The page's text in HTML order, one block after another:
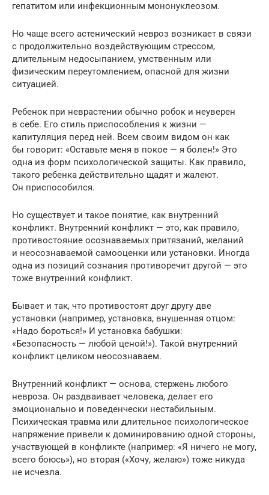
гепатитом или инфекционным мононуклеозом.
Но чаще всего астенический невроз возникает в связи
с продолжительно воздействующим стрессом,
длительным недосыпанием, умственным или
физическим переутомлением, опасной для жизни
ситуацией.
Ребенок при неврастении обычно робок и неуверен
в себе. Его стиль приспособления к жизни —
капитуляция перед ней. Всем своим видом он как
бы говорит: «Оставьте меня в покое — я болен!» Это
одна из форм психологической защиты. Как правило,
такого ребенка действительно щадят и жалеют.
Он приспособился.
Но существует и такое понятие, как внутренний
конфликт. Внутренний конфликт — это, как правило,
противостояние осознаваемых притязаний, желаний
и неосознаваемой самооценки или установки. Иногда
одна из позиций сознания противоречит другой — это
тоже внутренний конфликт.
Бывает и так, что противостоят друг другу две
установки (например, установка, внушенная отцом:
«Надо бороться!» И установка бабушки:
«Безопасность — любой ценой!»). Такой внутренний
конфликт целиком неосознаваем.
Внутренний конфликт — основа, стержень любого
невроза. Он раздваивает человека, делает его
эмоционально и поведенчески нестабильным.
Психическая травма или длительное психологическое
напряжение привели к доминированию одной стороны,
участвующей в конфликте (например: «Я ничего не могу,
всего боюсь»), но вторая («Хочу, желаю») тоже никуда
не исчезла.